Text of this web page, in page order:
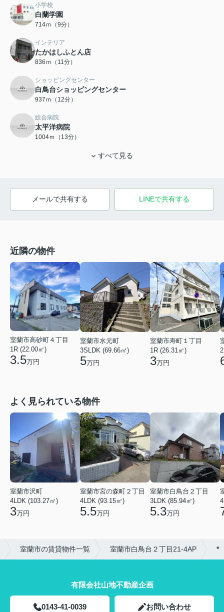
小学校
白蘭学園
714ｍ（9分）
インテリア
たかはしふとん店
836ｍ（11分）
ショッピングセンター
白鳥台ショッピングセンター
937ｍ（12分）
総合病院
太平洋病院
1004ｍ（13分）
すべて見る
メールで共有する LINEで共有する
近隣の物件
室蘭市高砂町４丁目
1R (22.00㎡)
3.5万円
室蘭市水元町
3SLDK (69.66㎡)
5万円
室蘭市寿町１丁目
1R (26.31㎡)
3万円
よく見られている物件
室蘭市沢町
4LDK (103.27㎡)
3万円
室蘭市宮の森町２丁目
4LDK (93.15㎡)
5.5万円
室蘭市白鳥台２丁目
3LDK (85.94㎡)
5.3万円
室蘭市の賃貸物件一覧 室蘭市白鳥台２丁目21-4AP *
有限会社山地不動産企画
0143-41-0039 お問い合わせ